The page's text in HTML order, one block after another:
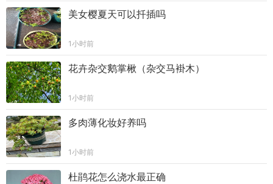
美女樱夏天可以扦插吗
1小时前
花卉杂交鹅掌楸（杂交马褂木）
1小时前
多肉薄化妆好养吗
1小时前
杜鹃花怎么浇水最正确